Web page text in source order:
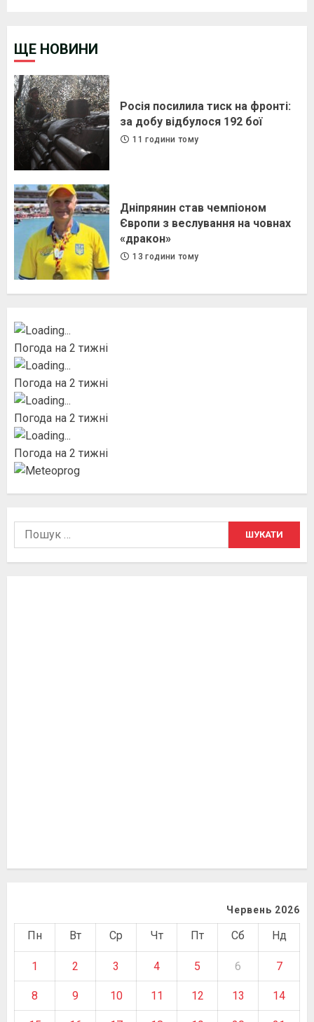
ЩЕ НОВИНИ
Росія посилила тиск на фронті:
за добу відбулося 192 бої
11 години тому
Дніпрянин став чемпіоном
Європи з веслування на човнах
«дракон»
13 години тому
Погода на 2 тижні
Погода на 2 тижні
Погода на 2 тижні
Погода на 2 тижні
Пошук:
Червень 2026
Пн Вт Ср Чт Пт Сб Нд
1 2 3 4 5 6 7
8 9 10 11 12 13 14